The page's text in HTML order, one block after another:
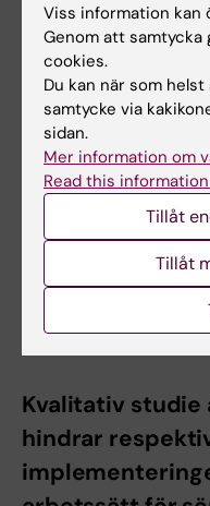
internetlevererad
materialet för
projektet, som
psykotisk eller
Just nu planeras
deltagare för att vi
här typen av
patientgruppen
Studien planeras
datainsamlingen
Kvalitativ studie
hindrar
Viss information kan
Genom att samtycka
cookies.
Du kan när som
samtycke via
sidan.
Mer information om
Read this
Tillåt
Tillåt